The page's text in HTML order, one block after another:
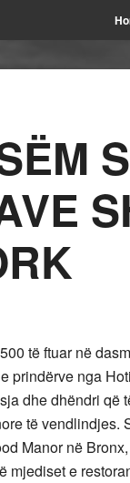
të ftuar në
prindërve nga
dhe dhëndri që
të vendlindjes.
Manor në
mjediset e